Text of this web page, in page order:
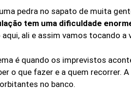
pedra no sapato de muita
tem uma dificuldade
aqui, ali e assim vamos tocando a
é quando os imprevistos
o que fazer e a quem recorrer.
no banco.